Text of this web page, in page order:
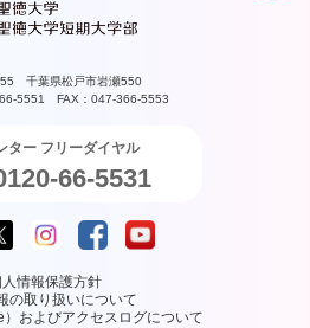
千葉県松戸市岩瀬550
5551 FAX：047-366-5553
ター フリーダイヤル
66-5531
情報保護方針
の取り扱いについて
およびアクセスログについて